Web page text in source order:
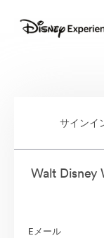
サインイ
Walt Disney
Eメール